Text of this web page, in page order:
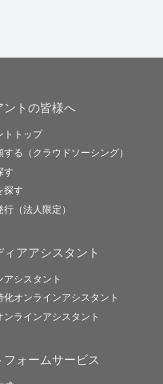
ントの皆様へ
トトップ
る（クラウドソーシング）
す
探す
（法人限定）
ィアアシスタント
アシスタント
化オンラインアシスタント
ンラインアシスタント
フォームサービス